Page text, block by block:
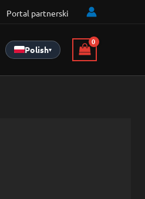
Portal partnerski
Polish▾